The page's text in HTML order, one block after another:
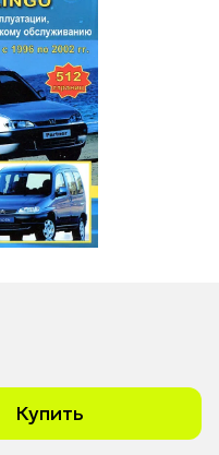
Купить